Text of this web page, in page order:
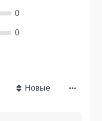
0
0
Новые